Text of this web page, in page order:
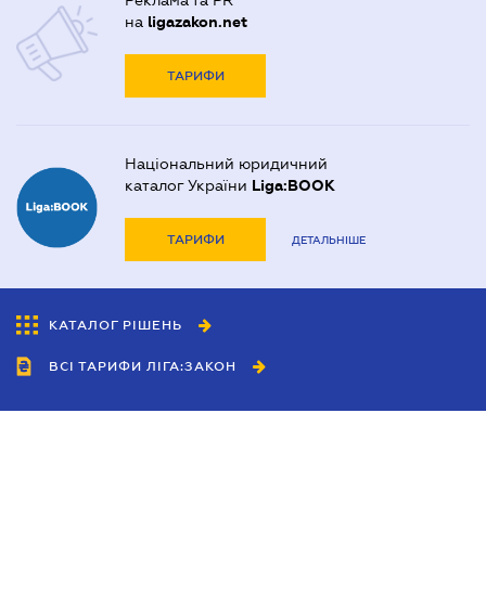
на ligazakon.net
ТАРИФИ
Національний юридичний
каталог України Liga:BOOK
ТАРИФИ ДЕТАЛЬНІШЕ
КАТАЛОГ РІШЕНЬ
ВСІ ТАРИФИ ЛІГА:ЗАКОН